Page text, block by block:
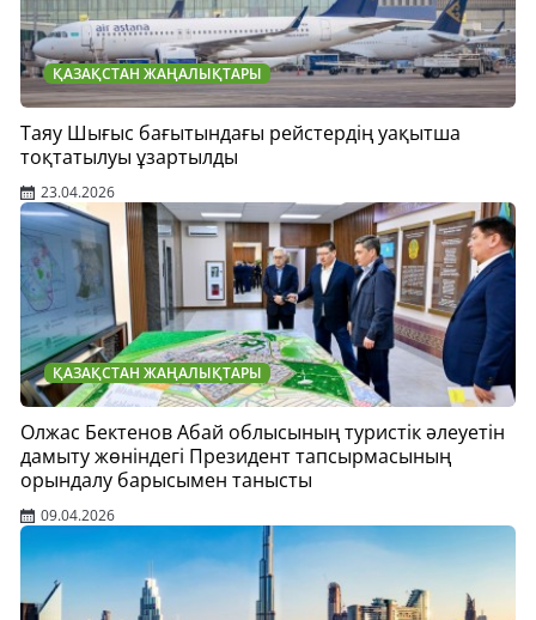
ҚАЗАҚСТАН ЖАҢАЛЫҚТАРЫ
Таяу Шығыс бағытындағы рейстердің уақытша
тоқтатылуы ұзартылды
23.04.2026
ҚАЗАҚСТАН ЖАҢАЛЫҚТАРЫ
Олжас Бектенов Абай облысының туристік әлеуетін
дамыту жөніндегі Президент тапсырмасының
орындалу барысымен танысты
09.04.2026